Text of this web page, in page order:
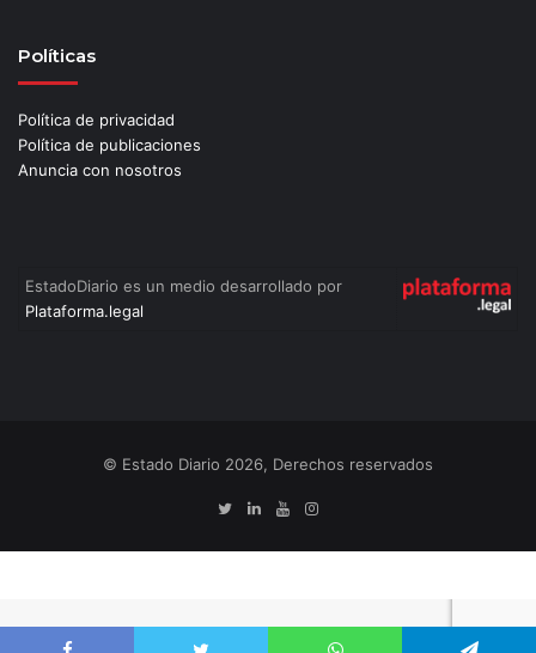
Políticas
Política de privacidad
Política de publicaciones
Anuncia con nosotros
EstadoDiario es un medio desarrollado por
Plataforma.legal
© Estado Diario 2026, Derechos reservados